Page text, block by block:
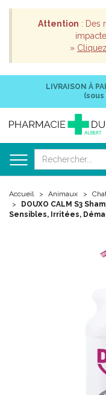
Attention : Des
»
LIVRAISON À
Accueil Animaux
DOUXO CALM S3
Sensibles, Irritées,